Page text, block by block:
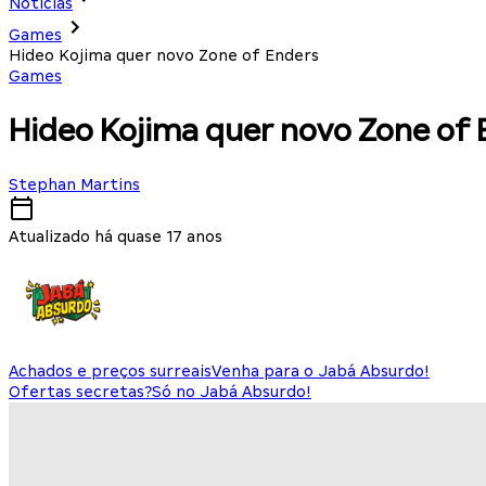
Games
Hideo Kojima quer novo Zone of Enders
Games
Hideo Kojima quer novo Zone of
Stephan Martins
Atualizado há quase 17 anos
Achados e preços surreaisVenha para o Jabá Absurdo!
Ofertas secretas?Só no Jabá Absurdo!